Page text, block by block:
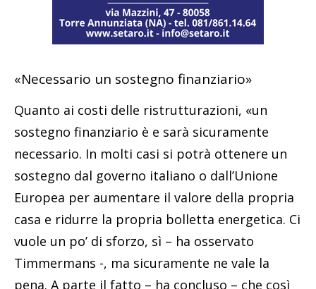
«Necessario un sostegno finanziario»
Quanto ai costi delle ristrutturazioni, «un
sostegno finanziario è e sarà sicuramente
necessario. In molti casi si potrà ottenere un
sostegno dal governo italiano o dall’Unione
Europea per aumentare il valore della propria
casa e ridurre la propria bolletta energetica. Ci
vuole un po’ di sforzo, sì – ha osservato
Timmermans -, ma sicuramente ne vale la
pena. A parte il fatto – ha concluso – che così